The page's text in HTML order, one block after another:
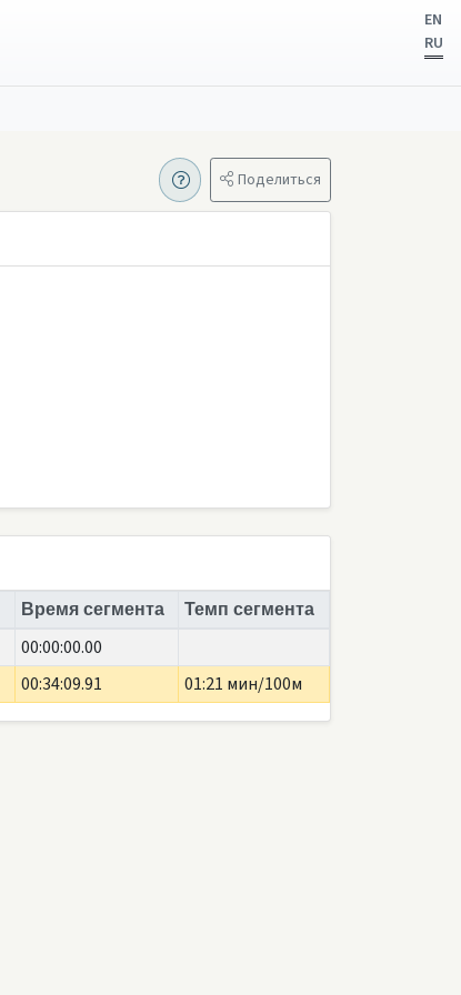
EN
RU
Поделиться
Время сегмента
Темп сегмента
00:00:00.00
00:34:09.91 01:21 мин/100м